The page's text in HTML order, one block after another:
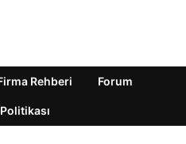
Rehberi Forum